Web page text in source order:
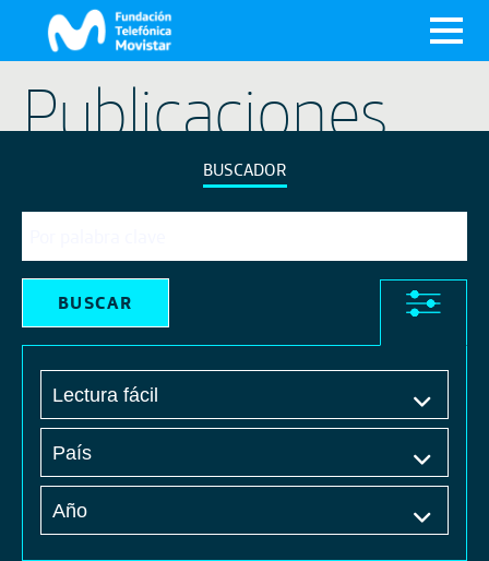
Publicaciones
BUSCADOR